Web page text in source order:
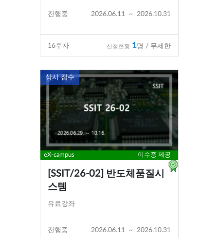
진행중 2026.06.11 ~ 2026.10.31
16주차 신청현황 1명 / 무제한
상시 접수
eX-campus 이수증 제공
[SSIT/26-02] 반도체품질시
스템
유료강좌
진행중 2026.06.11 ~ 2026.10.31